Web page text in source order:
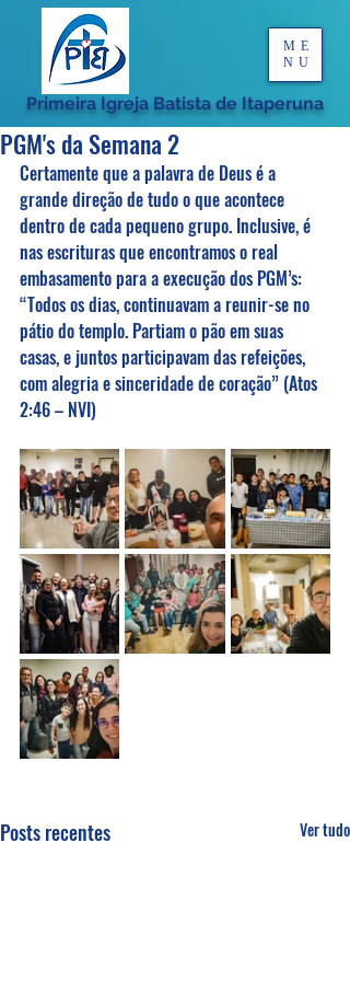
Primeira Igreja Batista de Itaperuna
ME
NU
PGM's da Semana 2
Certamente que a palavra de Deus é a
grande direção de tudo o que acontece
dentro de cada pequeno grupo. Inclusive, é
nas escrituras que encontramos o real
embasamento para a execução dos PGM’s:
“Todos os dias, continuavam a reunir-se no
pátio do templo. Partiam o pão em suas
casas, e juntos participavam das refeições,
com alegria e sinceridade de coração” (Atos
2:46 – NVI)
Posts recentes Ver tudo